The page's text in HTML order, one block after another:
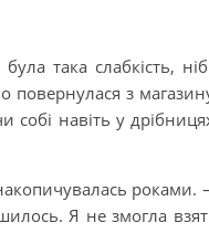
така слабкість,
повернулася з
навіть у
роками.
Я не змогла